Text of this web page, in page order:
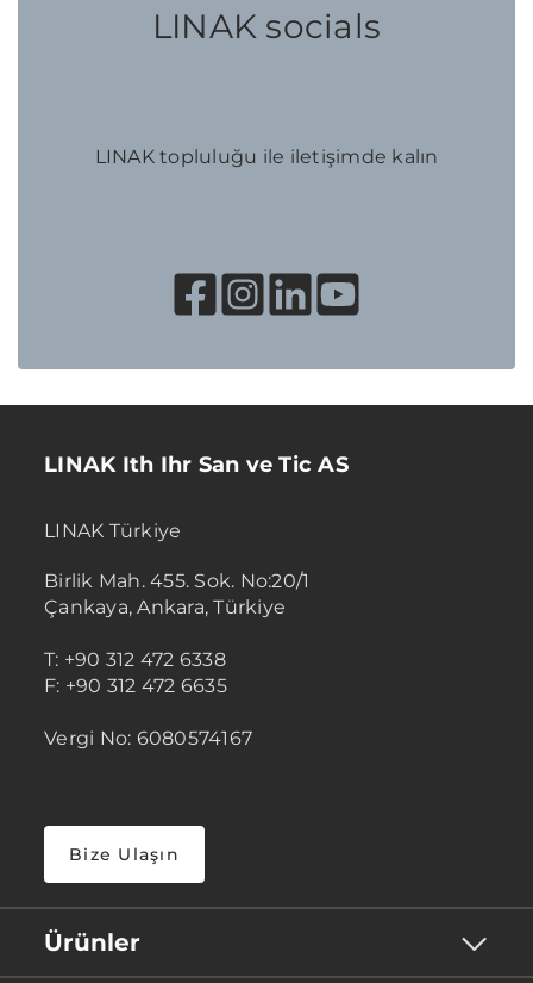
LINAK socials
LINAK topluluğu ile iletişimde kalın
LINAK Ith Ihr San ve Tic AS
LINAK Türkiye
Birlik Mah. 455. Sok. No:20/1
Çankaya, Ankara, Türkiye
T: +90 312 472 6338
F: +90 312 472 6635
Vergi No: 6080574167
Bize Ulaşın
Ürünler